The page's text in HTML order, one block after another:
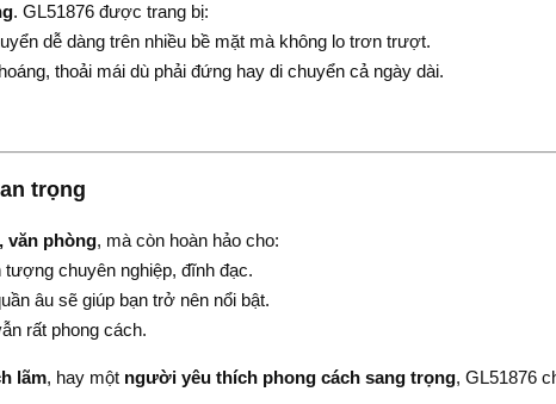
. GL51876 được trang bị:
dễ dàng trên nhiều bề mặt mà không lo trơn trượt.
thoải mái dù phải đứng hay di chuyển cả ngày dài.
trọng
văn phòng, mà còn hoàn hảo cho:
tượng chuyên nghiệp, đĩnh đạc.
âu sẽ giúp bạn trở nên nổi bật.
rất phong cách.
lãm, hay một người yêu thích phong cách sang trọng, GL51876